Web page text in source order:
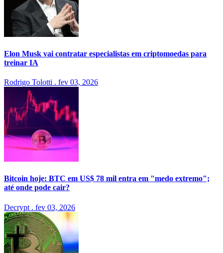
Elon Musk vai contratar especialistas em criptomoedas para
treinar IA
Rodrigo Tolotti . fev 03, 2026
Bitcoin hoje: BTC em US$ 78 mil entra em "medo extremo";
até onde pode cair?
Decrypt . fev 03, 2026